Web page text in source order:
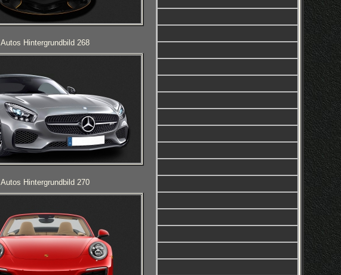
Autos Hintergrundbild 268
Autos Hintergrundbild 270